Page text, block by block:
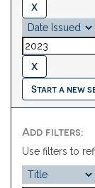
Start a new
Add filters:
Use filters to